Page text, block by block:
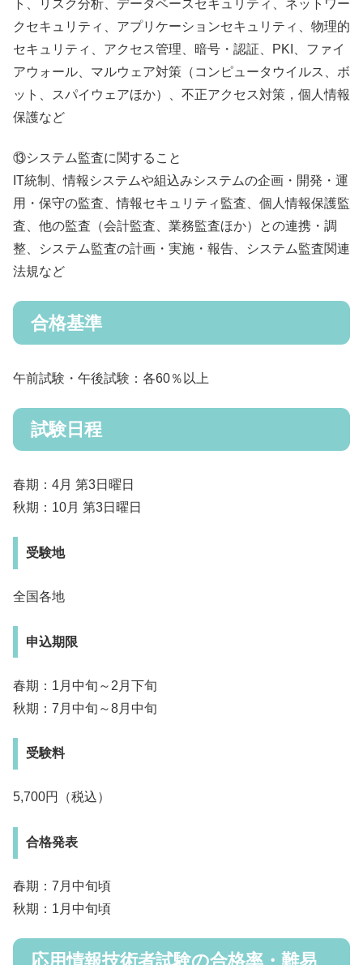
ト、リスク分析、データベースセキュリティ、ネットワー
クセキュリティ、アプリケーションセキュリティ、物理的
セキュリティ、アクセス管理、暗号・認証、PKI、ファイ
アウォール、マルウェア対策（コンピュータウイルス、ボ
ット、スパイウェアほか）、不正アクセス対策，個人情報
保護など
⑬システム監査に関すること
IT統制、情報システムや組込みシステムの企画・開発・運
用・保守の監査、情報セキュリティ監査、個人情報保護監
査、他の監査（会計監査、業務監査ほか）との連携・調
整、システム監査の計画・実施・報告、システム監査関連
法規など
合格基準
午前試験・午後試験：各60％以上
試験日程
春期：4月 第3日曜日
秋期：10月 第3日曜日
受験地
全国各地
申込期限
春期：1月中旬～2月下旬
秋期：7月中旬～8月中旬
受験料
5,700円（税込）
合格発表
春期：7月中旬頃
秋期：1月中旬頃
応用情報技術者試験の合格率・難易